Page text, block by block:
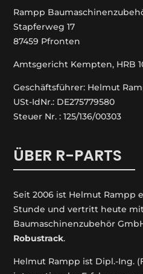
Rampp
Stapferweg 17
87459 Pfronten
Amtsgericht Kempten, HRB
Geschäftsführer: Helmut
USt-IdNr.: DE275779580
Steuer Nr. : 125/136/00303
ÜBER R-PARTS
Seit 2006 ist Helmut Rampp
Stunde und vertritt heute
Baumaschinenzubehör
Robustrack.
Helmut Rampp ist Dipl.-Ing.